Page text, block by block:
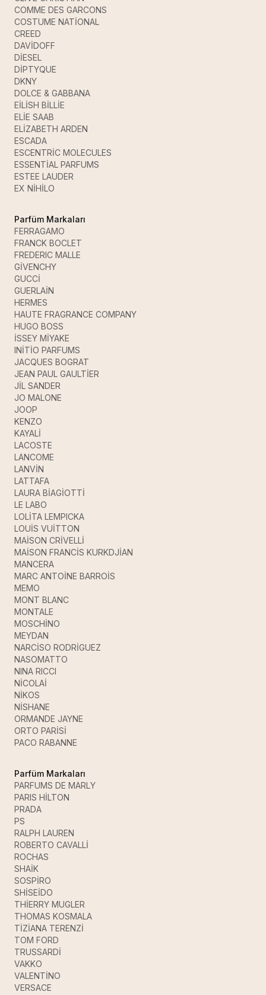
COMME DES GARCONS
COSTUME NATİONAL
CREED
DAVİDOFF
DİESEL
DİPTYQUE
DKNY
DOLCE & GABBANA
EİLİSH BİLLİE
ELİE SAAB
ELİZABETH ARDEN
ESCADA
ESCENTRİC MOLECULES
ESSENTİAL PARFUMS
ESTEE LAUDER
EX NİHİLO
Parfüm Markaları
FERRAGAMO
FRANCK BOCLET
FREDERIC MALLE
GİVENCHY
GUCCİ
GUERLAİN
HERMES
HAUTE FRAGRANCE COMPANY
HUGO BOSS
İSSEY MİYAKE
INİTİO PARFUMS
JACQUES BOGRAT
JEAN PAUL GAULTİER
JİL SANDER
JO MALONE
JOOP
KENZO
KAYALİ
LACOSTE
LANCOME
LANVİN
LATTAFA
LAURA BİAGİOTTİ
LE LABO
LOLİTA LEMPICKA
LOUİS VUİTTON
MAİSON CRİVELLİ
MAİSON FRANCİS KURKDJİAN
MANCERA
MARC ANTOİNE BARROİS
MEMO
MONT BLANC
MONTALE
MOSCHİNO
MEYDAN
NARCİSO RODRİGUEZ
NASOMATTO
NINA RICCI
NİCOLAİ
NİKOS
NİSHANE
ORMANDE JAYNE
ORTO PARİSİ
PACO RABANNE
Parfüm Markaları
PARFUMS DE MARLY
PARIS HİLTON
PRADA
PS
RALPH LAUREN
ROBERTO CAVALLİ
ROCHAS
SHAİK
SOSPİRO
SHİSEİDO
THİERRY MUGLER
THOMAS KOSMALA
TİZİANA TERENZİ
TOM FORD
TRUSSARDİ
VAKKO
VALENTİNO
VERSACE